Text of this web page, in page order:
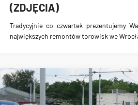
(ZDJĘCIA)
Tradycyjnie co czwartek prezentujemy
największych remontów torowisk we